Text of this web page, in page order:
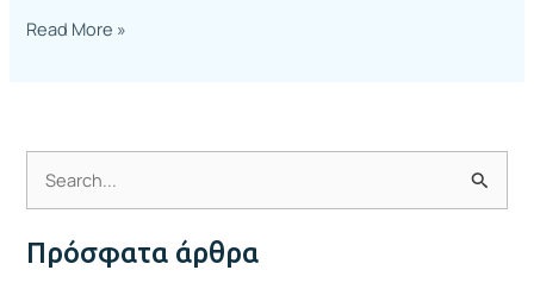
Read More »
α
Πρόσφατα άρθρα